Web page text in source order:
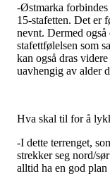
-Østmarka
15-stafetten. Det er
nevnt. Dermed også
stafettfølelsen som
kan også dras
uavhengig av alder
Hva skal til for å
-I dette terrenget,
strekker seg nord/
alltid ha en god